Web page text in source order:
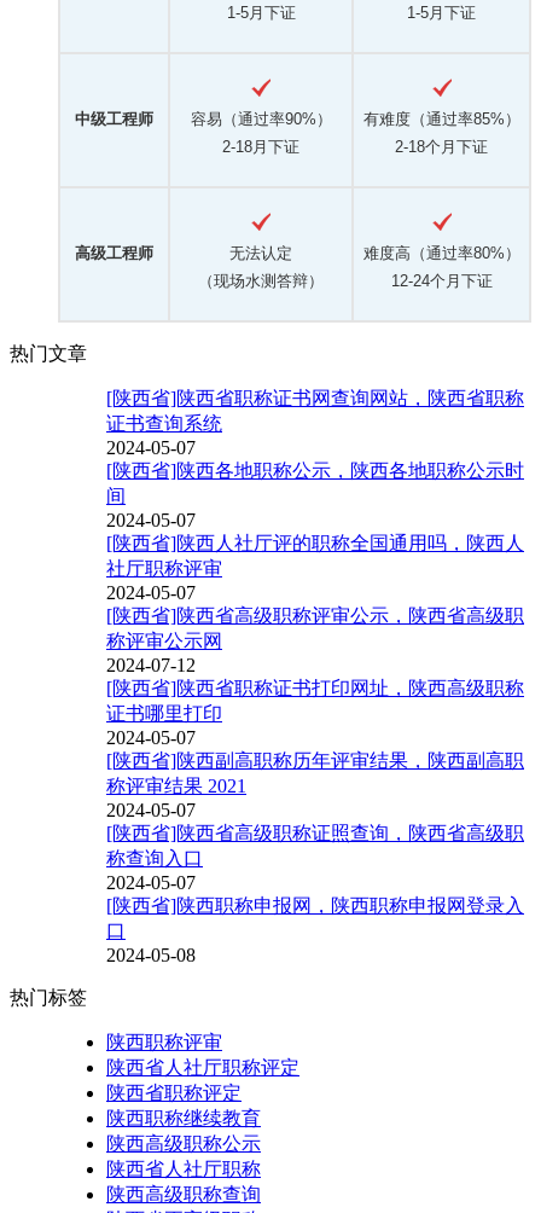
1-5月下证 1-5月下证
中级工程师
容易（通过率90%）
2-18月下证
有难度（通过率85%）
2-18个月下证
高级工程师
无法认定
（现场水测答辩）
难度高（通过率80%）
12-24个月下证
热门文章
[陕西省]陕西省职称证书网查询网站，陕西省职称
证书查询系统
2024-05-07
[陕西省]陕西各地职称公示，陕西各地职称公示时
间
2024-05-07
[陕西省]陕西人社厅评的职称全国通用吗，陕西人
社厅职称评审
2024-05-07
[陕西省]陕西省高级职称评审公示，陕西省高级职
称评审公示网
2024-07-12
[陕西省]陕西省职称证书打印网址，陕西高级职称
证书哪里打印
2024-05-07
[陕西省]陕西副高职称历年评审结果，陕西副高职
称评审结果 2021
2024-05-07
[陕西省]陕西省高级职称证照查询，陕西省高级职
称查询入口
2024-05-07
[陕西省]陕西职称申报网，陕西职称申报网登录入
口
2024-05-08
热门标签
陕西职称评审
陕西省人社厅职称评定
陕西省职称评定
陕西职称继续教育
陕西高级职称公示
陕西省人社厅职称
陕西高级职称查询